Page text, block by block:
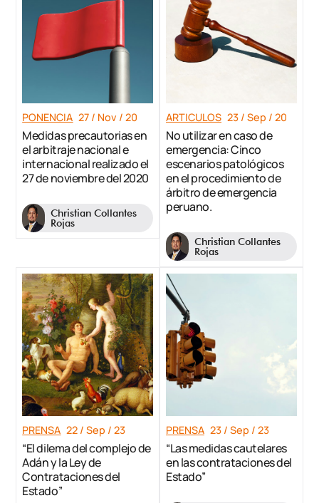
PONENCIA 27 / Nov / 20
Medidas precautorias en
el arbitraje nacional e
internacional realizado el
27 de noviembre del 2020
Christian Collantes
Rojas
ARTICULOS 23 / Sep / 20
No utilizar en caso de
emergencia: Cinco
escenarios patológicos
en el procedimiento de
árbitro de emergencia
peruano.
Christian Collantes
Rojas
PRENSA 22 / Sep / 23
“El dilema del complejo de
Adán y la Ley de
Contrataciones del
Estado”
PRENSA 23 / Sep / 23
“Las medidas cautelares
en las contrataciones del
Estado”